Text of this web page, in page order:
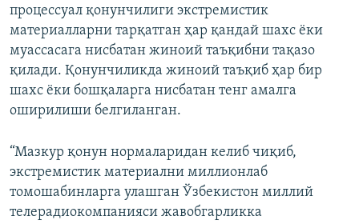
процессуал қонунчилиги экстремистик
материалларни тарқатган ҳар қандай шахс ёки
муассасага нисбатан жиноий таъқибни тақазо
қилади. Қонунчиликда жиноий таъқиб ҳар бир
шахс ёки бошқаларга нисбатан тенг амалга
оширилиши белгиланган.
“Мазкур қонун нормаларидан келиб чиқиб,
экстремистик материални миллионлаб
томошабинларга улашган Ўзбекистон миллий
телерадиокомпанияси жавобгарликка